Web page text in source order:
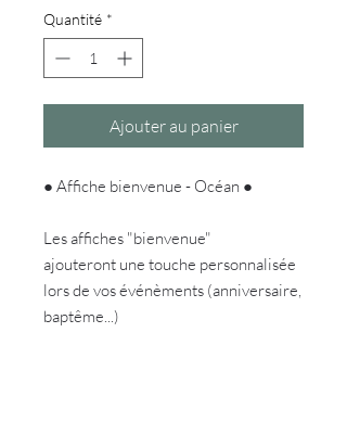
Quantité *
Ajouter au panier
● Affiche bienvenue - Océan ●
Les affiches "bienvenue"
ajouteront une touche personnalisée
lors de vos événèments (anniversaire,
baptême...)